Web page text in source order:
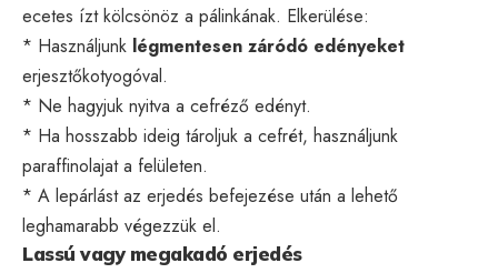
ecetes ízt kölcsönöz a pálinkának. Elkerülése:
* Használjunk légmentesen záródó edényeket
erjesztőkotyogóval.
* Ne hagyjuk nyitva a cefréző edényt.
* Ha hosszabb ideig tároljuk a cefrét, használjunk
paraffinolajat a felületen.
* A lepárlást az erjedés befejezése után a lehető
leghamarabb végezzük el.
Lassú vagy megakadó erjedés